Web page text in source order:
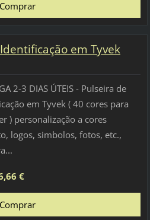
em Tyvek
2-3 DIAS ÚTEIS - Pulseira de
em Tyvek ( 40 cores para
) personalização a cores
logos, simbolos, fotos, etc.,
€